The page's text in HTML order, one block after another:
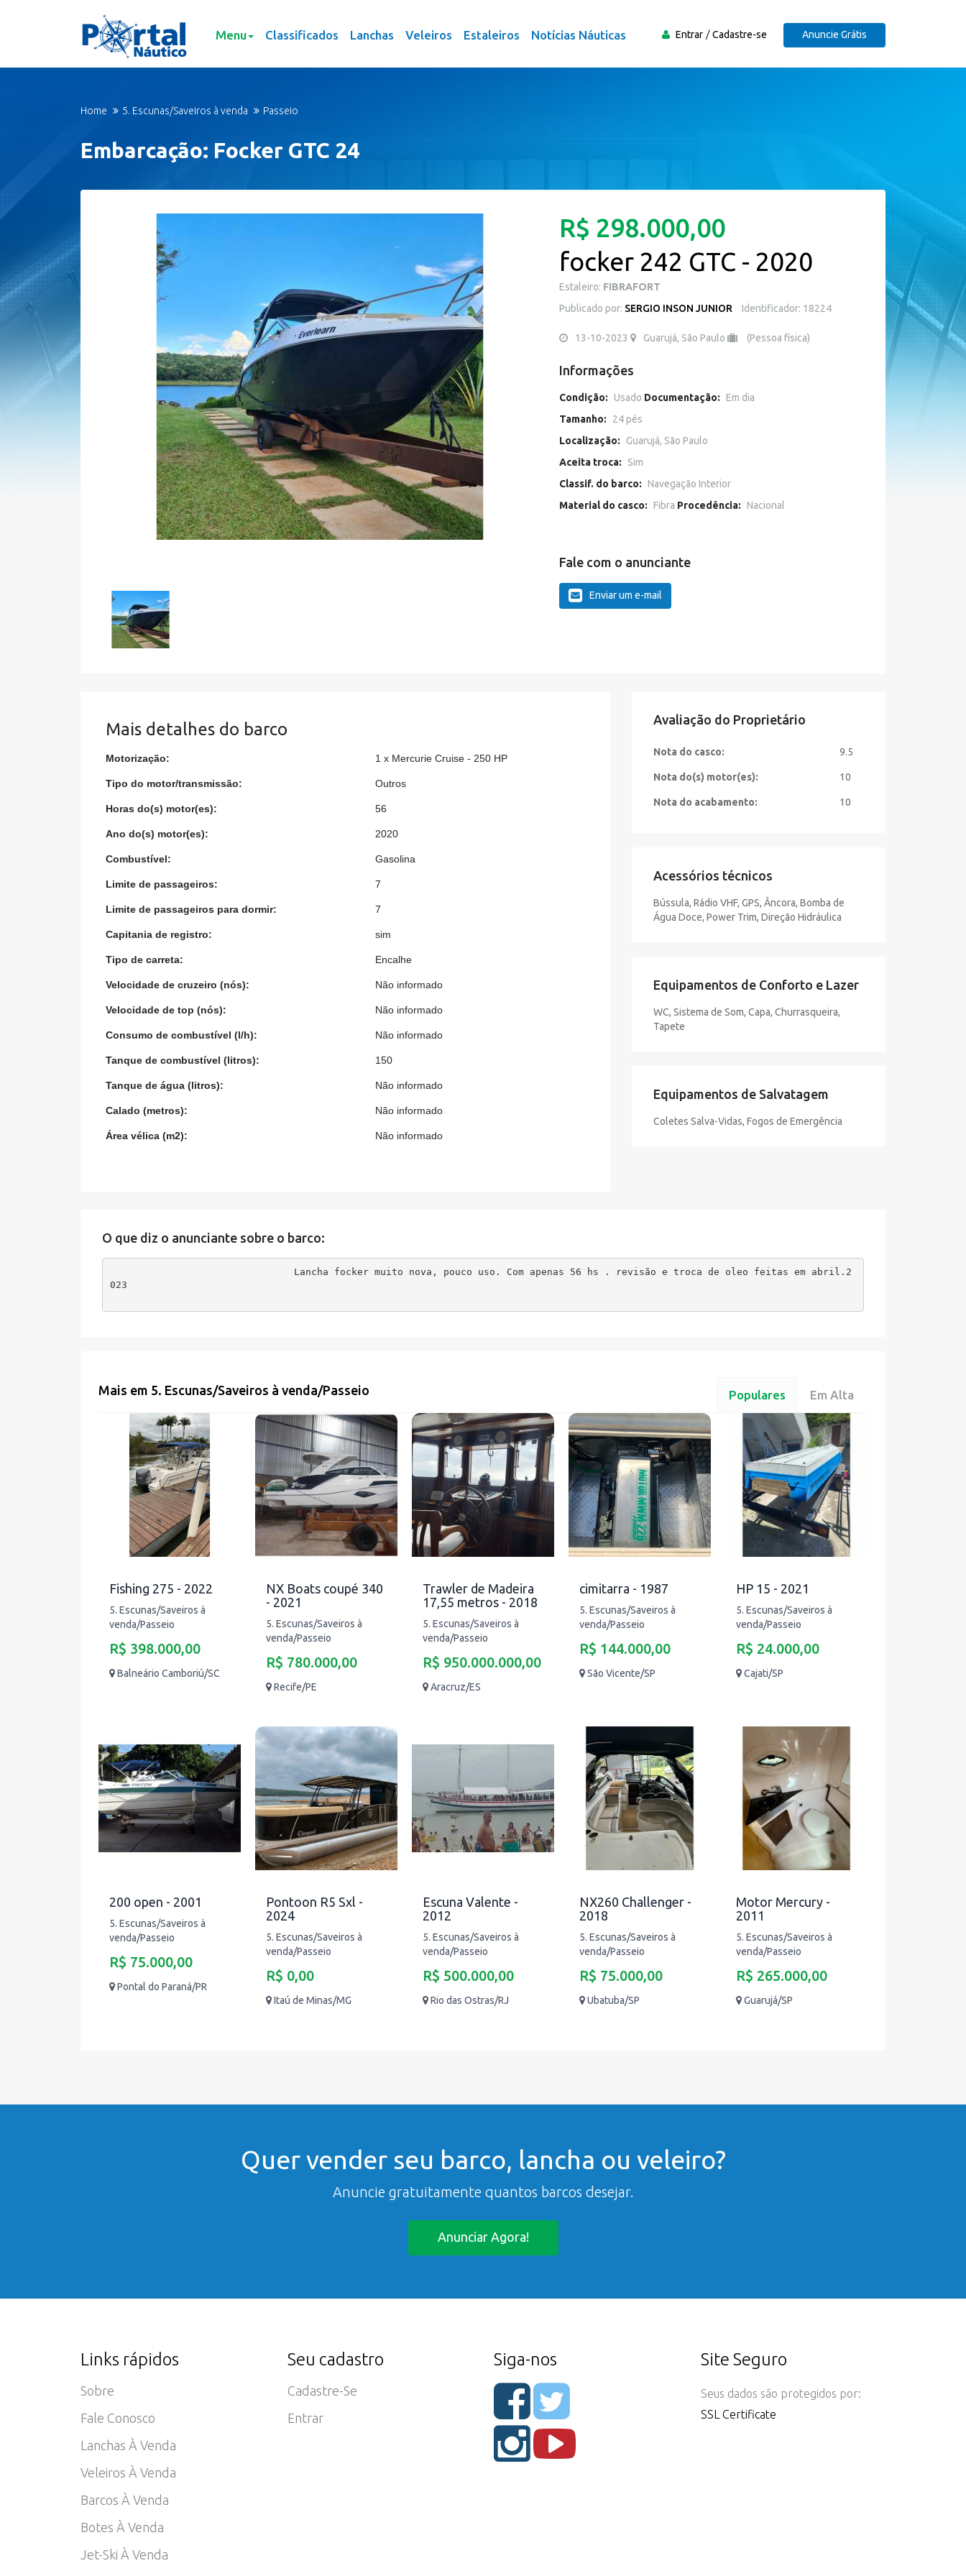
Menu Classificados Lanchas Veleiros Estaleiros Notícias Náuticas Entrar Cadastre-se Anuncie Grátis
Home 5. Escunas/Saveiros à venda Passeio
Embarcação: Focker GTC 24
R$ 298.000,00
focker 242 GTC - 2020
Estaleiro: FIBRAFORT
Publicado por: SERGIO INSON JUNIOR Identificador: 18224
13-10-2023 Guarujá, São Paulo (Pessoa física)
Informações
Condição: Usado Documentação: Em dia
Tamanho:
24 pés
Localização:
Guarujá, São Paulo
Aceita troca:
Sim
Classif. do barco: Navegação Interior
Material do casco: Fibra Procedência: Nacional
Fale com o anunciante
Enviar um e-mail
Mais detalhes do barco
Motorização: 1 x Mercurie Cruise - 250 HP
Tipo do motor/transmissão: Outros
Horas do(s) motor(es): 56
Ano do(s) motor(es): 2020
Combustível: Gasolina
Limite de passageiros: 7
Limite de passageiros para dormir: 7
Capitania de registro: sim
Tipo de carreta: Encalhe
Velocidade de cruzeiro (nós): Não informado
Velocidade de top (nós): Não informado
Consumo de combustível (l/h): Não informado
Tanque de combustível (litros): 150
Tanque de água (litros): Não informado
Calado (metros): Não informado
Área vélica (m2): Não informado
Avaliação do Proprietário
Nota do casco: 9.5
Nota do(s) motor(es): 10
Nota do acabamento: 10
Acessórios técnicos
Bússula, Rádio VHF, GPS, Âncora, Bomba de
Água Doce, Power Trim, Direção Hidráulica
Equipamentos de Conforto e Lazer
WC, Sistema de Som, Capa, Churrasqueira,
Tapete
Equipamentos de Salvatagem
Coletes Salva-Vidas, Fogos de Emergência
O que diz o anunciante sobre o barco:
Lancha focker muito nova, pouco uso. Com apenas 56 hs . revisão e troca de oleo feitas em abril.2
023
Mais em 5. Escunas/Saveiros à venda/Passeio Populares Em Alta
Fishing 275 - 2022
5. Escunas/Saveiros à
venda/Passeio
R$ 398.000,00
Balneário Camboriú/SC
NX Boats coupé 340
- 2021
5. Escunas/Saveiros à
venda/Passeio
R$ 780.000,00
Recife/PE
Trawler de Madeira
17,55 metros - 2018
5. Escunas/Saveiros à
venda/Passeio
R$ 950.000.000,00
Aracruz/ES
cimitarra - 1987
5. Escunas/Saveiros à
venda/Passeio
R$ 144.000,00
São Vicente/SP
HP 15 - 2021
5. Escunas/Saveiros à
venda/Passeio
R$ 24.000,00
Cajati/SP
200 open - 2001
5. Escunas/Saveiros à
venda/Passeio
R$ 75.000,00
Pontal do Paraná/PR
Pontoon R5 Sxl -
2024
5. Escunas/Saveiros à
venda/Passeio
R$ 0,00
Itaú de Minas/MG
Escuna Valente -
2012
5. Escunas/Saveiros à
venda/Passeio
R$ 500.000,00
Rio das Ostras/RJ
NX260 Challenger -
2018
5. Escunas/Saveiros à
venda/Passeio
R$ 75.000,00
Ubatuba/SP
Motor Mercury -
2011
5. Escunas/Saveiros à
venda/Passeio
R$ 265.000,00
Guarujá/SP
Quer vender seu barco, lancha ou veleiro?
Anuncie gratuitamente quantos barcos desejar.
Anunciar Agora!
Links rápidos
Sobre
Fale Conosco
Lanchas À Venda
Veleiros À Venda
Barcos À Venda
Botes À Venda
Jet-Ski À Venda
Seu cadastro
Cadastre-Se
Entrar
Siga-nos Site Seguro
Seus dados são protegidos por:
SSL Certificate